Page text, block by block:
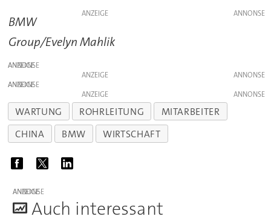
ANZEIGE
BMW
Group/Evelyn Mahlik
ANZEIGE
ANZEIGE
ANZEIGE
ANZEIGE
WARTUNG ROHRLEITUNG
MITARBEITER
CHINA
BMW WIRTSCHAFT
ANZEIGE
Auch interessant